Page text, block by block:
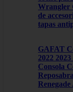
Wrangler
de
tapas
GAFAT
2022
Consola